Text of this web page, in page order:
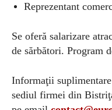
Reprezentant
Se oferă salarizare
de sărbători. Program
Informaţii
sediul firmei din